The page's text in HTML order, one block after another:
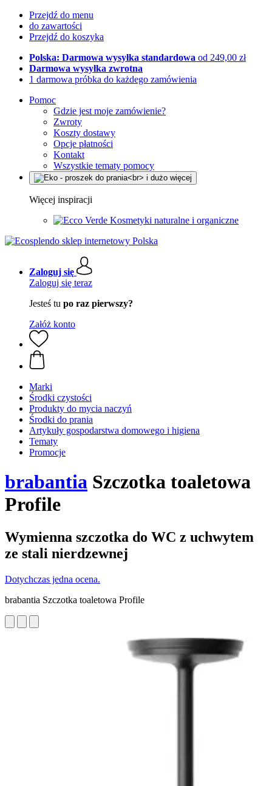
Przejdź do menu
do zawartości
Przejdź do koszyka
Polska: Darmowa wysyłka standardowa od 249,00 zł
Darmowa wysyłka zwrotna
1 darmowa próbka do każdego zamówienia
Pomoc
Gdzie jest moje zamówienie?
Zwroty
Koszty dostawy
Opcje płatności
Kontakt
Wszystkie tematy pomocy
Więcej inspiracji
Kosmetyki naturalne i organiczne
Zaloguj się
Zaloguj się teraz
Jesteś tu po raz pierwszy?
Załóż konto
Marki
Środki czystości
Produkty do mycia naczyń
Środki do prania
Artykuły gospodarstwa domowego i higiena
Tematy
Promocje
brabantia Szczotka toaletowa
Profile
Wymienna szczotka do WC z uchwytem
ze stali nierdzewnej
Dotychczas jedna ocena.
brabantia Szczotka toaletowa Profile